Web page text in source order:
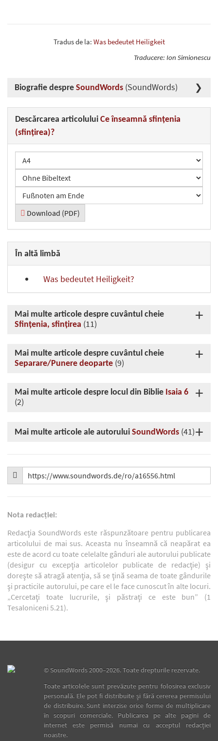
Tradus de la: Was bedeutet Heiligkeit
Traducere: Ion Simionescu
Biografie despre SoundWords (SoundWords)
Descărcarea articolului Ce înseamnă sfințenia
(sfințirea)?
Download (PDF)
În altă limbă
Was bedeutet Heiligkeit?
Mai multe articole despre cuvântul cheie
Sfinţenia, sfinţirea (11)
Mai multe articole despre cuvântul cheie
Separare/Punere deoparte (9)
Mai multe articole despre locul din Biblie Isaia 6
(2)
Mai multe articole ale autorului SoundWords (41)
Nota redacţiei:
Redacţia SoundWords este răspunzătoare pentru publicarea
articolului de mai sus. Aceasta nu înseamnă că neapărat ea
este de acord cu toate celelalte gânduri ale autorului publicate
(desigur cu excepţia articolelor publicate de redacţie) şi
doreşte să atragă atenţia, să se ţină seama de toate gândurile
şi practicile autorului, pe care el le face cunoscut în alte locuri.
„Cercetaţi toate lucrurile, şi păstraţi ce este bun” (1
Tesaloniceni 5.21).
©SoundWords2000–2026. Toate drepturile rezervate.
Toate articolele sunt prevăzute pentru folosirea exclusiv
personală. Ele pot fi distribuite şi fără cererea permisului
de distribuire. Sunt interzise orice forme de multiplicare
în scopuri comerciale. Publicarea pe alte pagini de
internet este permisă numai cu acceptul redacţiei
noastre.